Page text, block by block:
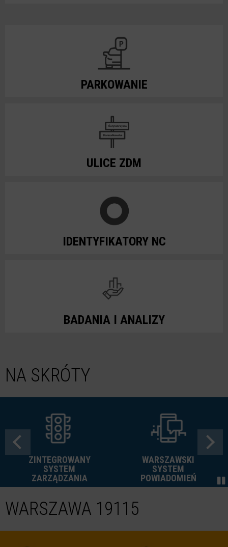
PARKOWANIE
ULICE ZDM
IDENTYFIKATORY NC
BADANIA I ANALIZY
NA SKRÓTY
ZINTEGROWANY
SYSTEM
ZARZĄDZANIA
WARSZAWSKI
SYSTEM
POWIADOMIEŃ
WARSZAWA 19115